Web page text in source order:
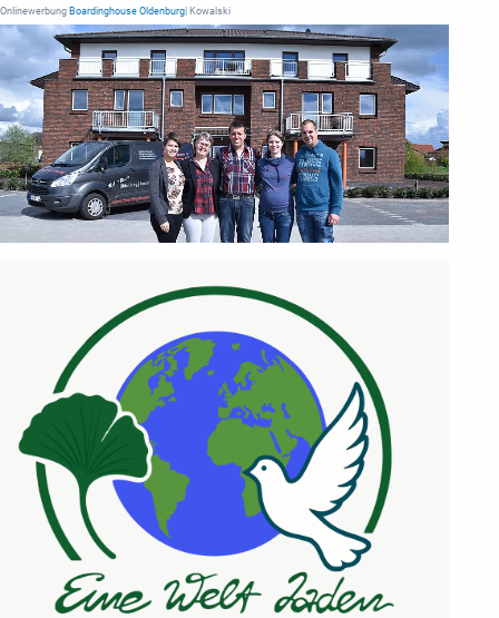
Onlinewerbung Boardinghouse Oldenburg | Kowalski